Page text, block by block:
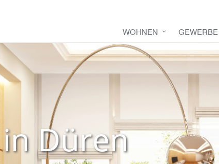
WOHNEN GEWERBE
Düren